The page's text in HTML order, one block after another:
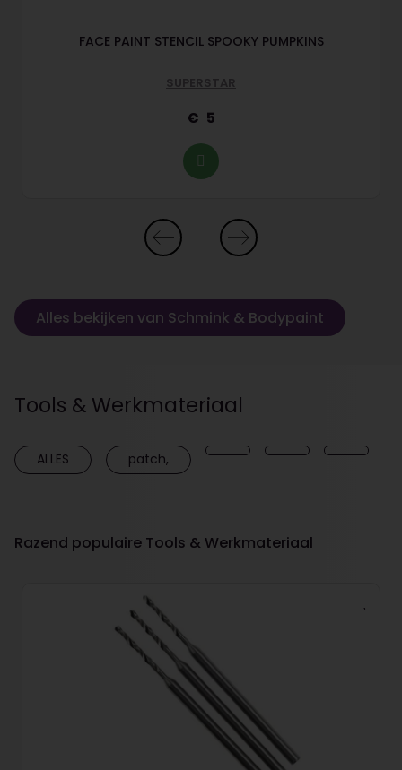
FACE PAINT STENCIL SPOOKY PUMPKINS
SUPERSTAR
5
Alles bekijken van Schmink & Bodypaint
Tools & Werkmateriaal
ALLES patch,
Razend populaire Tools & Werkmateriaal